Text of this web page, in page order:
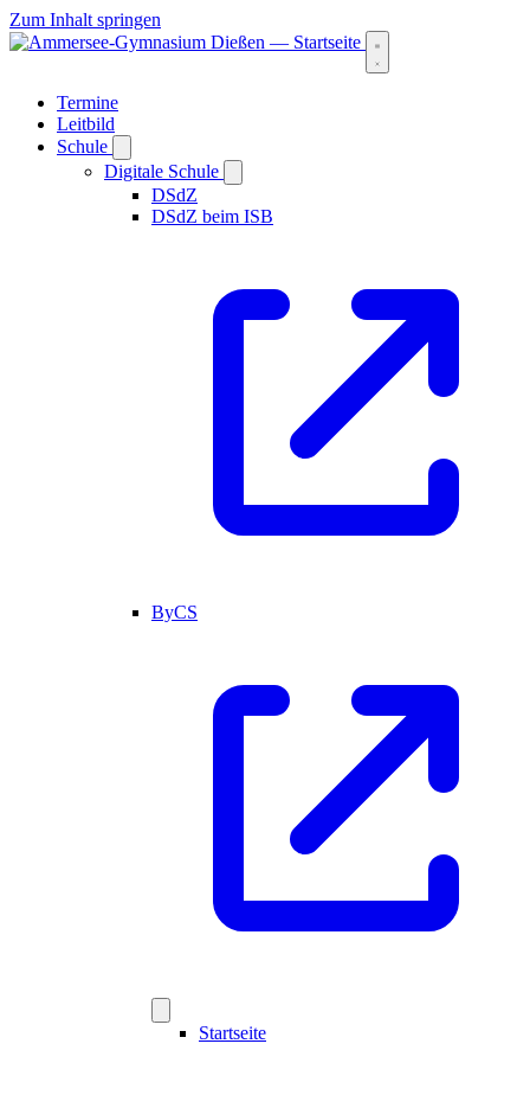
Zum Inhalt springen
Termine
Leitbild
Schule
Digitale Schule
DSdZ
DSdZ beim ISB
ByCS
Startseite